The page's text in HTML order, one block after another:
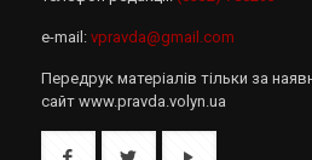
e-mail: vpravda@gmail.com
Передрук матеріалів тільки за
сайт www.pravda.volyn.ua